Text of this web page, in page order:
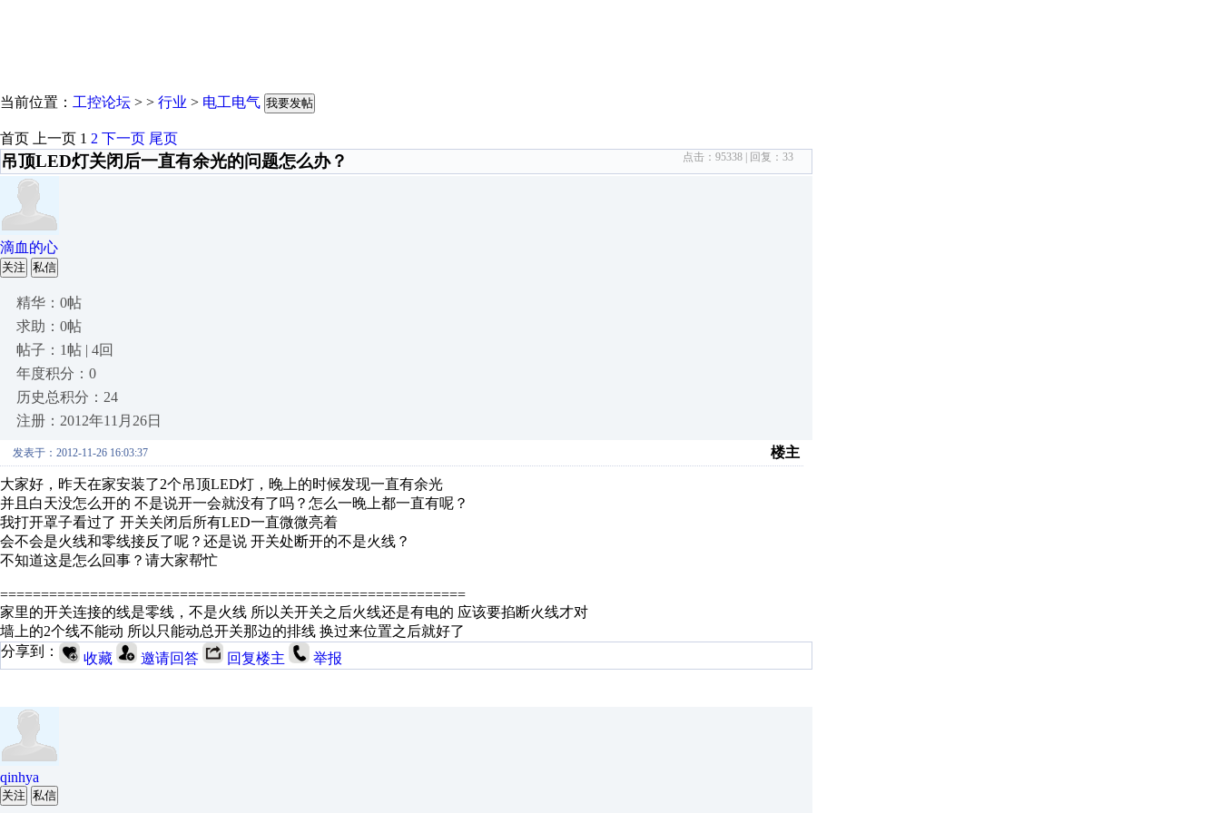
当前位置： 工控论坛 > > 行业 > 电工电气 我要发帖
首页 上一页 1 2 下一页 尾页
吊顶LED灯关闭后一直有余光的问题怎么办？ 点击： 95338 | 回复： 33
滴血的心
关注 私信
精华：0帖
求助：0帖
帖子：1帖 | 4回
年度积分：0
历史总积分：24
注册：2012年11月26日
发表于：2012-11-26 16:03:37 楼主
大家好，昨天在家安装了2个吊顶LED灯，晚上的时候发现一直有余光
并且白天没怎么开的 不是说开一会就没有了吗？怎么一晚上都一直有呢？
我打开罩子看过了 开关关闭后所有LED一直微微亮着
会不会是火线和零线接反了呢？还是说 开关处断开的不是火线？
不知道这是怎么回事？请大家帮忙
=========================================================
家里的开关连接的线是零线，不是火线 所以关开关之后火线还是有电的 应该要掐断火线才对
墙上的2个线不能动 所以只能动总开关那边的排线 换过来位置之后就好了
分享到：
收藏 邀请回答 回复楼主 举报
qinhya
关注 私信